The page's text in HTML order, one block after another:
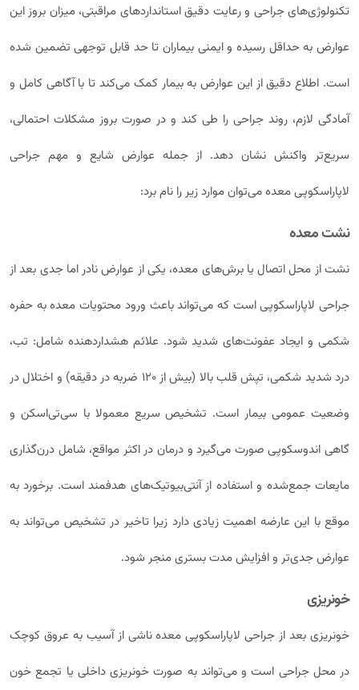
تکنولوژی‌های جراحی و رعایت دقیق استانداردهای مراقبتی، میزان بروز این
عوارض به حداقل رسیده و ایمنی بیماران تا حد قابل توجهی تضمین شده
است. اطلاع دقیق از این عوارض به بیمار کمک می‌کند تا با آگاهی کامل و
آمادگی لازم، روند جراحی را طی کند و در صورت بروز مشکلات احتمالی،
سریع‌تر واکنش نشان دهد. از جمله عوارض شایع و مهم جراحی
لاپاراسکوپی معده می‌توان موارد زیر را نام برد:
نشت معده
نشت از محل اتصال یا برش‌های معده، یکی از عوارض نادر اما جدی بعد از
جراحی لاپاراسکوپی است که می‌تواند باعث ورود محتویات معده به حفره
شکمی و ایجاد عفونت‌های شدید شود. علائم هشداردهنده شامل: تب،
درد شدید شکمی، تپش قلب بالا (بیش از ۱۲۰ ضربه در دقیقه) و اختلال در
وضعیت عمومی بیمار است. تشخیص سریع معمولا با سی‌تی‌اسکن و
گاهی اندوسکوپی صورت می‌گیرد و درمان در اکثر مواقع، شامل درن‌گذاری
مایعات جمع‌شده و استفاده از آنتی‌بیوتیک‌های هدفمند است. برخورد به
موقع با این عارضه اهمیت زیادی دارد زیرا تاخیر در تشخیص می‌تواند به
عوارض جدی‌تر و افزایش مدت بستری منجر شود.
خونریزی
خونریزی بعد از جراحی لاپاراسکوپی معده ناشی از آسیب به عروق کوچک
در محل جراحی است و می‌تواند به صورت خونریزی داخلی یا تجمع خون